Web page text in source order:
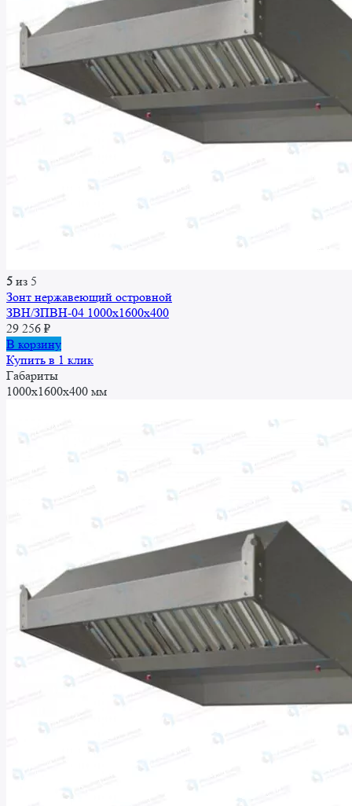
5 из 5
Зонт нержавеющий островной
ЗВН/ЗПВН-04 1000х1600х400
29 256 ₽
В корзину
Купить в 1 клик
Габариты
1000x1600x400 мм